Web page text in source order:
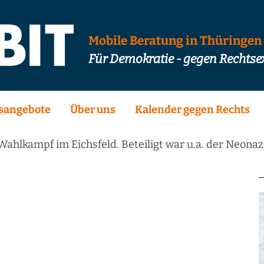
Mobile Beratung in Thüringen
Für Demokratie - gegen
Über uns Kalender gegen Rechts
im Eichsfeld. Beteiligt war u.a. der